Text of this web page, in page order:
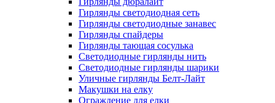
Гирлянды светодиодная сеть
Гирлянды светодиодные занавес
Гирлянды спайдеры
Гирлянды тающая сосулька
Светодиодные гирлянды нить
Светодиодные гирлянды шарики
Уличные гирлянды Белт-Лайт
Макушки на елку
Ограждение для елки